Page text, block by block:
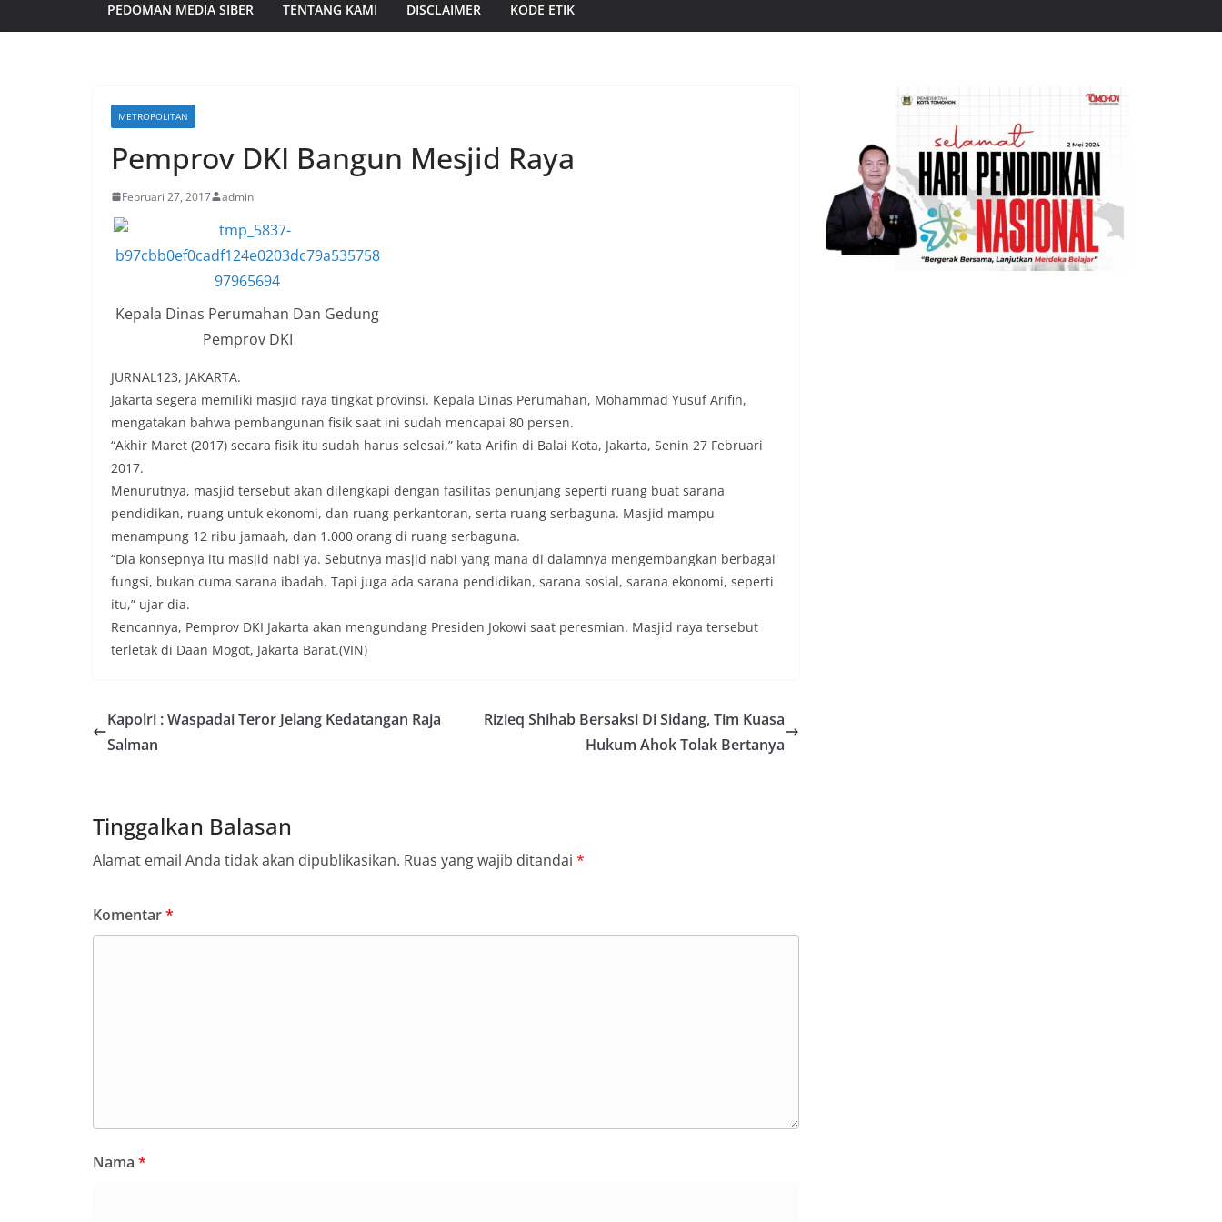
PEDOMAN MEDIA SIBER TENTANG KAMI DISCLAIMER KODE ETIK
METROPOLITAN
Pemprov DKI Bangun Mesjid Raya
Februari 27, 2017 admin
Kepala Dinas Perumahan Dan Gedung
Pemprov DKI
JURNAL123, JAKARTA.
Jakarta segera memiliki masjid raya tingkat provinsi. Kepala Dinas Perumahan, Mohammad Yusuf Arifin,
mengatakan bahwa pembangunan fisik saat ini sudah mencapai 80 persen.
“Akhir Maret (2017) secara fisik itu sudah harus selesai,” kata Arifin di Balai Kota, Jakarta, Senin 27 Februari
2017.
Menurutnya, masjid tersebut akan dilengkapi dengan fasilitas penunjang seperti ruang buat sarana
pendidikan, ruang untuk ekonomi, dan ruang perkantoran, serta ruang serbaguna. Masjid mampu
menampung 12 ribu jamaah, dan 1.000 orang di ruang serbaguna.
“Dia konsepnya itu masjid nabi ya. Sebutnya masjid nabi yang mana di dalamnya mengembangkan berbagai
fungsi, bukan cuma sarana ibadah. Tapi juga ada sarana pendidikan, sarana sosial, sarana ekonomi, seperti
itu,” ujar dia.
Rencannya, Pemprov DKI Jakarta akan mengundang Presiden Jokowi saat peresmian. Masjid raya tersebut
terletak di Daan Mogot, Jakarta Barat.(VIN)
Kapolri : Waspadai Teror Jelang Kedatangan Raja
Salman
Rizieq Shihab Bersaksi Di Sidang, Tim Kuasa
Hukum Ahok Tolak Bertanya
Tinggalkan Balasan
Alamat email Anda tidak akan dipublikasikan. Ruas yang wajib ditandai *
Komentar*
Nama *